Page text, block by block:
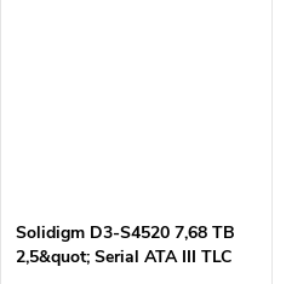
Solidigm D3-S4520 7,68 TB
2,5&quot; Serial ATA III TLC